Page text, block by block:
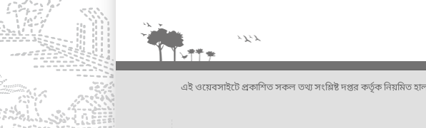
এই ওয়েবসাইটে প্রকাশিত সকল তথ্য সংশ্লিষ্ট দপ্তর কর্তৃক নিয়মিত